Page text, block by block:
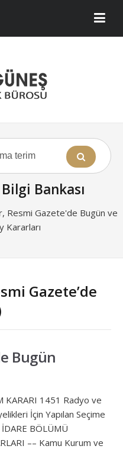
Bankası
Resmi Gazete'de Bugün ve
Kararları
Gazete’de
Bugün
KARARI 1451 Radyo ve
İçin Yapılan Seçime
BÖLÜMÜ
–– Kamu Kurum ve